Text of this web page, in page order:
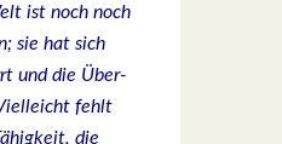
ist noch noch
sie hat sich
und die Über­
fehlt
die